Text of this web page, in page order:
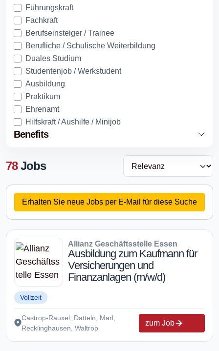
Führungskraft
Fachkraft
Berufseinsteiger / Trainee
Berufliche / Schulische Weiterbildung
Duales Studium
Studentenjob / Werkstudent
Ausbildung
Praktikum
Ehrenamt
Hilfskraft / Aushilfe / Minijob
Benefits
78Jobs
Erhalten Sie neue Jobs per E-Mail für diese Suche
Allianz Geschäftsstelle Essen
Ausbildung zum Kaufmann für
Versicherungen und
Finanzanlagen (m/w/d)
Vollzeit
Castrop-Rauxel, Datteln, Marl,
Recklinghausen, Waltrop
zum Job